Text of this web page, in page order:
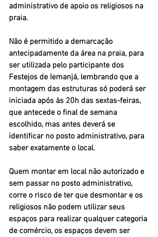
administrativo de apoio os religiosos na
praia.
Não é permitido a demarcação
antecipadamente da área na praia, para
ser utilizada pelo participante dos
Festejos de Iemanjá, lembrando que a
montagem das estruturas só poderá ser
iniciada após às 20h das sextas-feiras,
que antecede o final de semana
escolhido, mas antes deverá se
identificar no posto administrativo, para
saber exatamente o local.
Quem montar em local não autorizado e
sem passar no posto administrativo,
corre o risco de ter que desmontar e os
religiosos não podem utilizar seus
espaços para realizar qualquer categoria
de comércio, os espaços devem ser